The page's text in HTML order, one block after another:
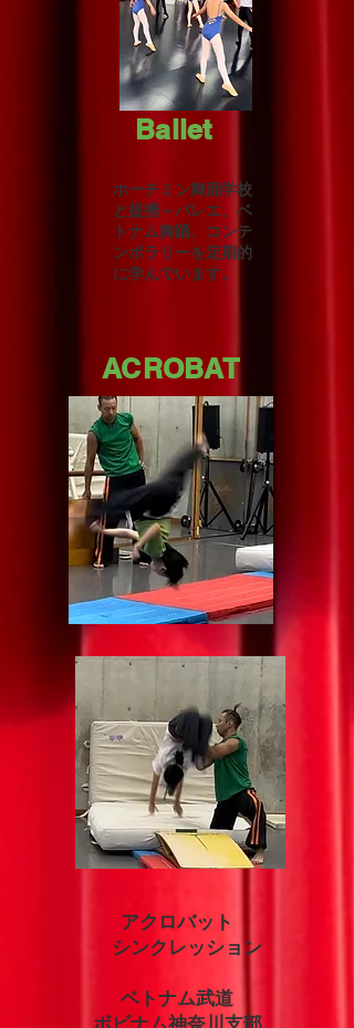
Ballet
​ホーチミン舞踊学校
と提携～バレエ、ベ
トナム舞踊、コンテ
ンポラリーを定期的
に学んでいます。
​ACROBAT
アクロバット
シンクレッション
ベトナム武道